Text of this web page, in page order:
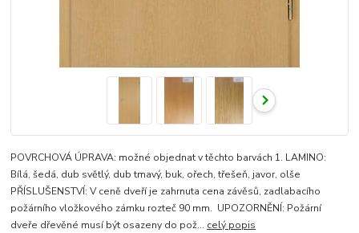
POVRCHOVÁ ÚPRAVA: možné objednat v těchto barvách 1. LAMINO:
Bílá, šedá, dub světlý, dub tmavý, buk, ořech, třešeň, javor, olše
PŘÍSLUŠENSTVÍ: V ceně dveří je zahrnuta cena závěsů, zadlabacího
požárního vložkového zámku rozteč 90 mm. UPOZORNĚNÍ: Požární
dveře dřevěné musí být osazeny do pož... celý popis